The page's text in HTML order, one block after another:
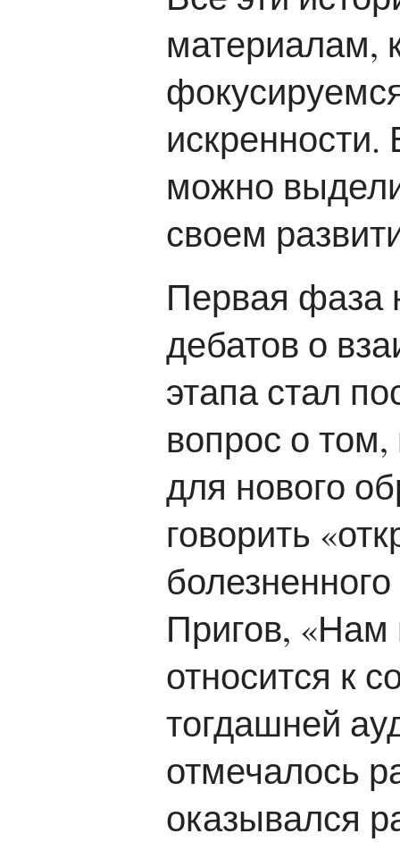
материалам,
можно
своем
Первая фаза
дебатов о
этапа стал
вопрос о
для нового
говорить
Пригов,
относится к
тогдашней
отмечалось
оказывался